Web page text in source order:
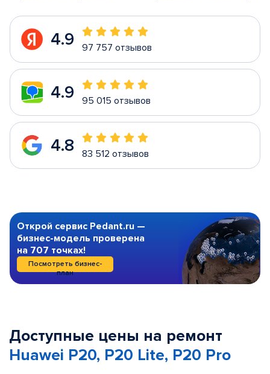
4.9 97 757 отзывов
4.9 95 015 отзывов
4.8 83 512 отзывов
Открой сервис Pedant.ru —
бизнес-модель проверена
на 707 точках!
Посмотреть бизнес-
план
Доступные цены на ремонт
Huawei P20, P20 Lite, P20 Pro